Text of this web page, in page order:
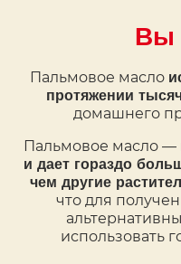
Вы
Пальмовое масло
протяжении
домашнего
Пальмовое масло —
и дает гораздо
чем другие
что для
использовать